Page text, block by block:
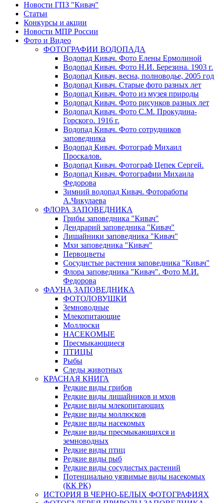
Новости ГПЗ "Кивач"
Статьи
Конкурсы и акции
Новости МПР России
Фото и Видео
ФОТОГРАФИИ ВОДОПАДА
Водопад Кивач. Фото Елены Ермолиной
Водопад Кивач. Фото Н.И. Березина. 1903 г.
Водопад Кивач, весна, полноводье, 2005 год
Водопад Кивач. Старые фото разных лет
Водопад Кивач. Фото из музея природы
Водопад Кивач. Фото рисунков разных лет
Водопад Кивач. Фото С.М. Прокудина-
Горского. 1916 г.
Водопад Кивач. Фото сотрудников
заповедника
Водопад Кивач. Фотограф Михаил
Проскалов.
Водопад Кивач. Фотограф Цепек Сергей.
Водопад Кивач. Фотографии Михаила
Федорова
Зимний водопад Кивач. Фотоработы
А.Чикулаева
ФЛОРА ЗАПОВЕДНИКА
Грибы заповедника "Кивач"
Дендрарий заповедника "Кивач"
Лишайники заповедника "Кивач"
Мхи заповедника "Кивач"
Первоцветы
Сосудистые растения заповедника "Кивач"
Флора заповедника "Кивач". Фото М.И.
Федорова
ФАУНА ЗАПОВЕДНИКА
ФОТОЛОВУШКИ
Земноводные
Млекопитающие
Моллюски
НАСЕКОМЫЕ
Пресмыкающиеся
ПТИЦЫ
Рыбы
Следы животных
КРАСНАЯ КНИГА
Редкие виды грибов
Редкие виды лишайников и мхов
Редкие виды млекопитающих
Редкие виды моллюсков
Редкие виды насекомых
Редкие виды пресмыкающихся и
земноводных
Редкие виды птиц
Редкие виды рыб
Редкие виды сосудистых растений
Потенциально уязвимые виды насекомых
(КК РК)
ИСТОРИЯ В ЧЕРНО-БЕЛЫХ ФОТОГРАФИЯХ